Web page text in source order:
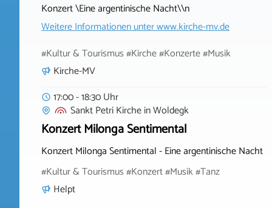
Konzert \Eine argentinische Nacht\\n
Weitere Informationen unterwww.kirche-mv.de
#Kultur & Tourismus #Kirche #Konzerte #Musik
Kirche-MV
17:00 - 18:30 Uhr
Sankt Petri KircheinWoldegk
Konzert Milonga Sentimental
Konzert Milonga Sentimental - Eine argentinische Nacht
#Kultur & Tourismus #Konzert #Musik #Tanz
Helpt